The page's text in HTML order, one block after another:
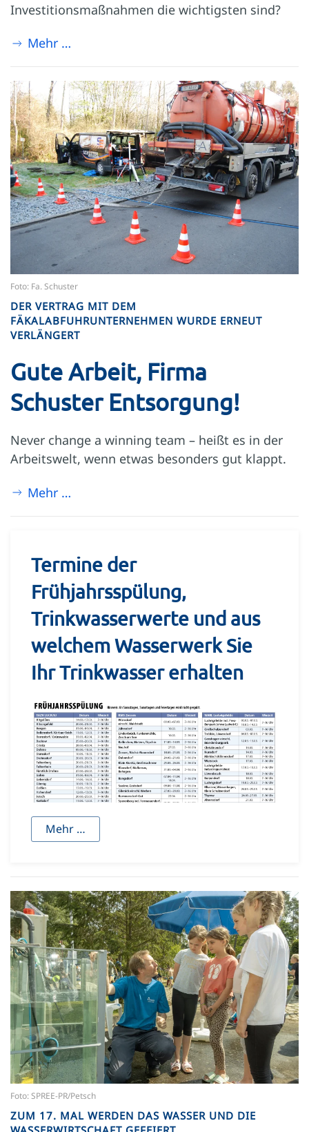
Investitionsmaßnahmen die wichtigsten sind?
Mehr …
Foto: Fa. Schuster
DER VERTRAG MIT DEM
FÄKALABFUHRUNTERNEHMEN WURDE ERNEUT
VERLÄNGERT
Gute Arbeit, Firma
Schuster Entsorgung!
Never change a winning team – heißt es in der
Arbeitswelt, wenn etwas besonders gut klappt.
Mehr …
Termine der
Frühjahrsspülung,
Trinkwasserwerte und aus
welchem Wasserwerk Sie
Ihr Trinkwasser erhalten
Mehr …
Foto: SPREE-PR/Petsch
ZUM 17. MAL WERDEN DAS WASSER UND DIE